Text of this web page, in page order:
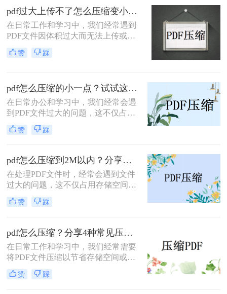
PDF压缩方法。
pdf过大上传不了怎么压缩变小？快来试试这3种压缩方法！
在日常工作和学习中，我们经常遇到
PDF文件因体积过大而无法上传或分
享的情况。那么pdf过大上传不了怎么
压缩变小呢？为了帮助您轻松应对这
赞 踩
pdf怎么压缩的小一点？试试这三种实用压缩方法！
在日常办公和学习中，我们经常会遇
到PDF文件过大的问题，这不仅占用
了大量的存储空间，还影响了文件的
传输速度。那么pdf怎么压缩的小一点
绍三种实用的PDF压缩方法，帮助您
轻松将PDF文件压缩得更小。
赞 踩
pdf怎么压缩到2M以内？分享两种实用压缩方法！
在处理PDF文件时，经常会遇到文件
过大的问题，这不仅占用存储空间，
还影响文件的传输速度。为了满足特
定需求，将PDF文件压缩到2M以内变
以内呢？本文将介绍两种常用的PDF
压缩方法。
赞 踩
pdf怎么压缩？分享4种常见压缩方法！
在日常工作和学习中，我们经常需要
将PDF文件压缩以节省存储空间或加
快传输速度。那么pdf怎么压缩呢？本
文将介绍几种常见的PDF压缩方法。
赞 踩